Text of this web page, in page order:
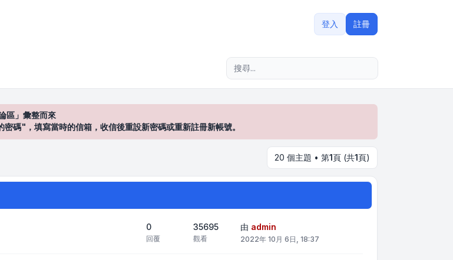
登入 註冊
區」彙整而來
"，填寫當時的信箱，收信後重設新密碼或重新註冊新帳號。
20 個主題 • 第1頁 (共1頁)
0
回覆
35695
觀看
由 admin
2022年 10月 6日, 18:37